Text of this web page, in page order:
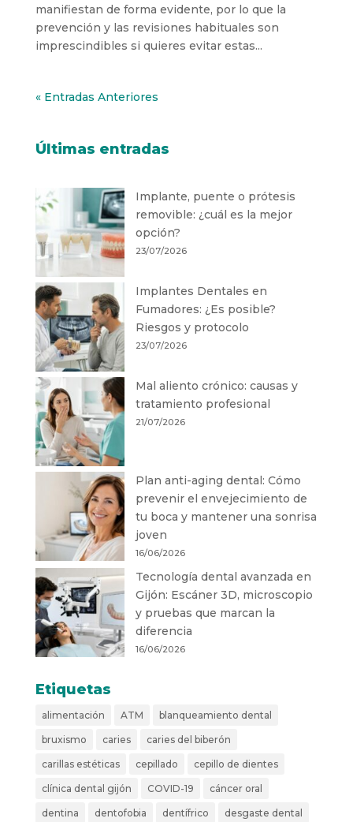
manifiestan de forma evidente, por lo que la
prevención y las revisiones habituales son
imprescindibles si quieres evitar estas...
« Entradas Anteriores
Últimas entradas
Implante, puente o prótesis
removible: ¿cuál es la mejor
opción?
23/07/2026
Implantes Dentales en
Fumadores: ¿Es posible?
Riesgos y protocolo
23/07/2026
Mal aliento crónico: causas y
tratamiento profesional
21/07/2026
Plan anti-aging dental: Cómo
prevenir el envejecimiento de
tu boca y mantener una sonrisa
joven
16/06/2026
Tecnología dental avanzada en
Gijón: Escáner 3D, microscopio
y pruebas que marcan la
diferencia
16/06/2026
Etiquetas
alimentación ATM blanqueamiento dental
bruxismo caries caries del biberón
carillas estéticas cepillado cepillo de dientes
clínica dental gijón COVID-19 cáncer oral
dentina dentofobia dentífrico desgaste dental